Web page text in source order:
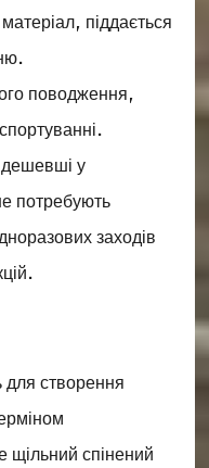
піддається
поводження,
дешевші у
потребують
заходів
створення
щільний спінений